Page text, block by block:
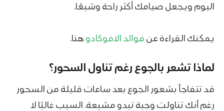
اليوم ويجعل صيامك أكثر راحة وشبعًا.
يمكنك القراءة عن فوائد الافوكادو هنا.
لماذا تشعر بالجوع رغم تناول السحور؟
قد تتفاجأ بشعور الجوع بعد ساعات قليلة من السحور
رغم أنك تناولت وجبة تبدو مشبِعة. السبب غالبًا لا